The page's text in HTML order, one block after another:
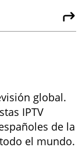
global.
IPTV
de la
el mundo.